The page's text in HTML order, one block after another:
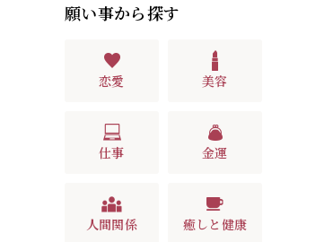
願い事から探す
恋愛 美容
仕事 金運
人間関係 癒しと健康